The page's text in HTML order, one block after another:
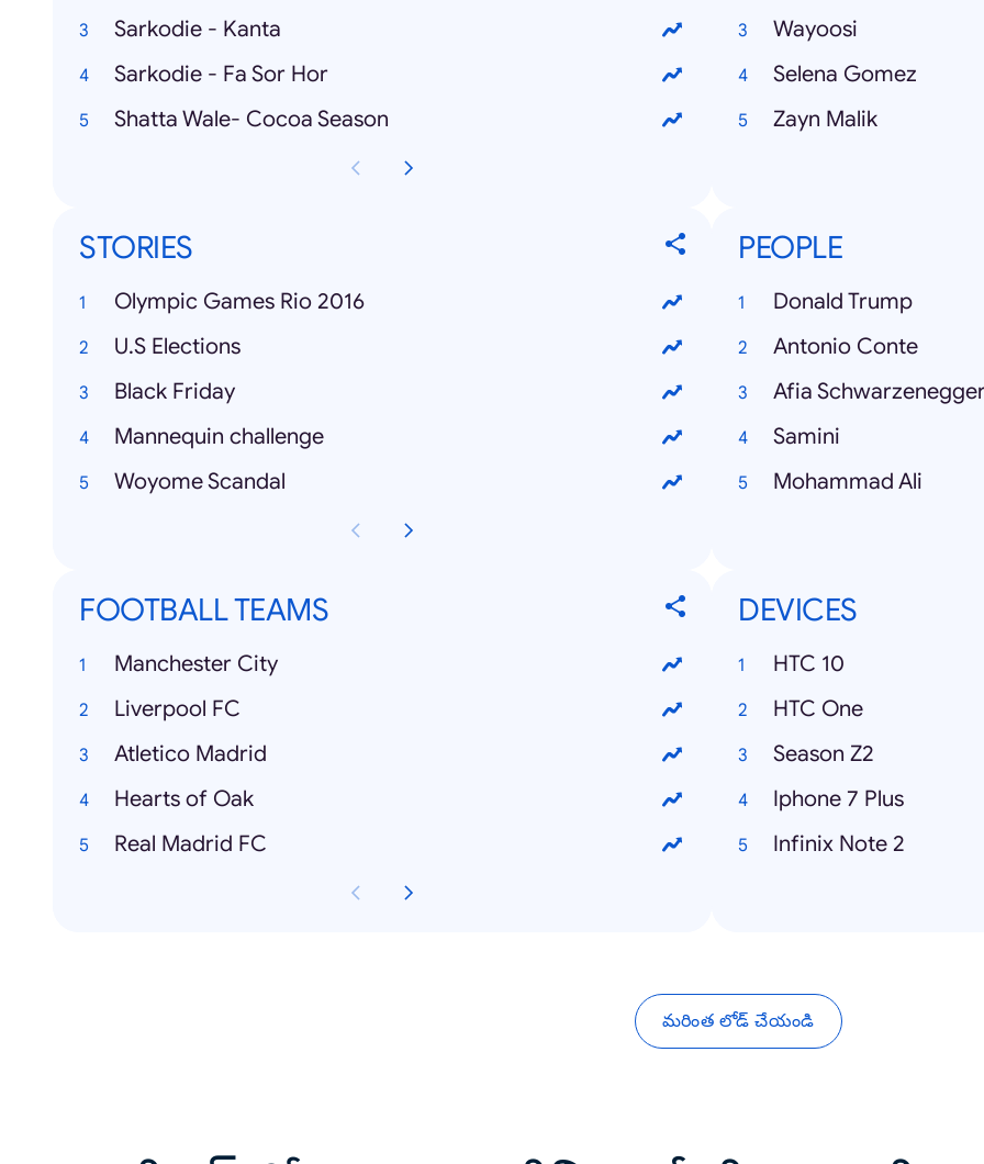
Sarkodie - Kanta
Sarkodie - Fa Sor Hor
Shatta Wale- Cocoa Season
Wayoosi
Selena Gomez
Zayn Malik
STORIES
Olympic Games Rio 2016
U.S Elections
Black Friday
Mannequin challenge
Woyome Scandal
PEOPLE
Donald Trump
Antonio Conte
Afia
Samini
Mohammad Ali
FOOTBALL TEAMS
Manchester City
Liverpool FC
Atletico Madrid
Hearts of Oak
Real Madrid FC
DEVICES
HTC 10
HTC One
Season Z2
Iphone 7 Plus
Infinix Note 2
మరింత లోడ్ చేయండి